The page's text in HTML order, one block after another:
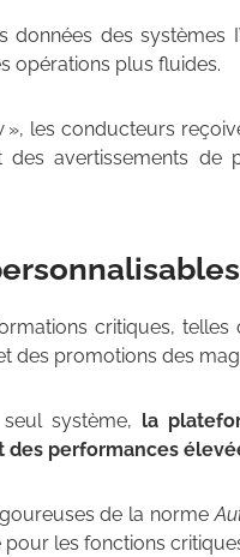
des systèmes
opérations plus fluides.
», les conducteurs
avertissements de
critiques,
des promotions des
système, la
des performances
de la norme
les fonctions